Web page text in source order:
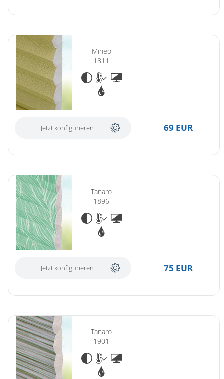
Mineo
1811
Jetzt konfigurieren 69 EUR
Tanaro
1896
Jetzt konfigurieren 75 EUR
Tanaro
1901